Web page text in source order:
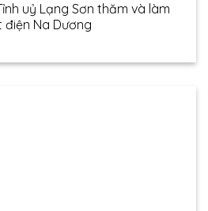
uỷ Lạng Sơn thăm và làm
Na Dương